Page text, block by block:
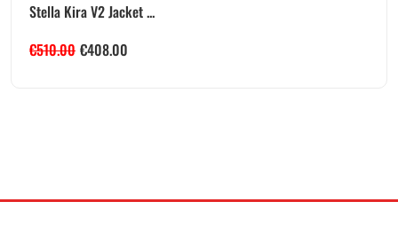
Stella Kira V2 Jacket ...
€510.00 €408.00